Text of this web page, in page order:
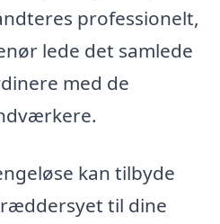
professionelt,
lede det samlede
med de
kan tilbyde
til dine